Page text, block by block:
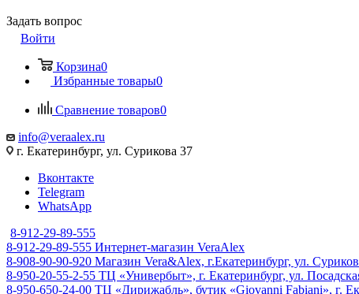
Задать вопрос
Войти
Корзина0
Избранные товары0
Сравнение товаров0
info@veraalex.ru
г. Екатеринбург, ул. Сурикова 37
Вконтакте
Telegram
WhatsApp
8-912-29-89-555
8-912-29-89-555 Интернет-магазин VeraAlex
8-908-90-90-920 Магазин Vera&Alex, г.Екатеринбург, ул.
8-950-20-55-2-55 ТЦ «Универбыт», г. Екатеринбург, ул.
8-950-650-24-00 ТЦ «Дирижабль», бутик «Giovanni Fabiani», г.